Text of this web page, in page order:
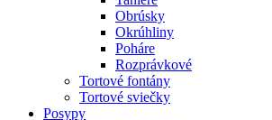
Obrúsky
Okrúhliny
Poháre
Rozprávkové
Tortové fontány
Tortové sviečky
Posypy